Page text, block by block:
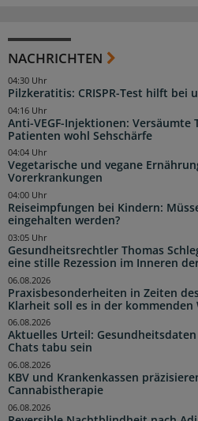
NACHRICHTEN
Pilzkeratitis: CRISPR-Test hilft bei
04:30 Uhr
Anti-VEGF-Injektionen: Versäumte
Patienten wohl Sehschärfe
04:16 Uhr
Vegetarische und vegane
Vorerkrankungen
04:04 Uhr
Reiseimpfungen bei Kindern:
eingehalten werden?
04:00 Uhr
Gesundheitsrechtler Thomas
eine stille Rezession im Inneren
03:05 Uhr
Praxisbesonderheiten in Zeiten
Klarheit soll es in der kommenden
06.08.2026
Aktuelles Urteil:
Chats tabu sein
06.08.2026
KBV und Krankenkassen
Cannabistherapie
06.08.2026
06.08.2026